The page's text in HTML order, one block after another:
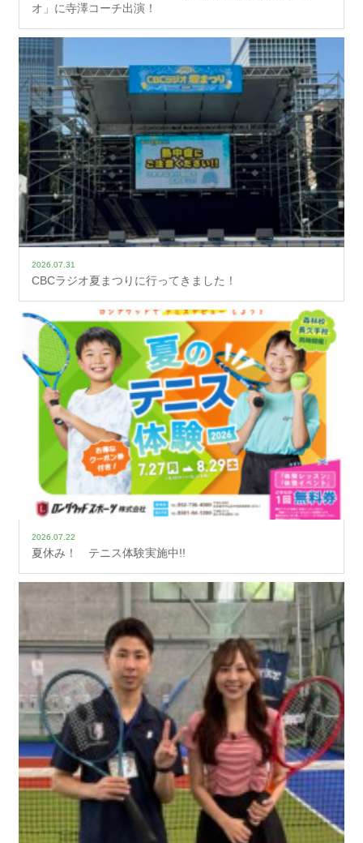
オ」に寺澤コーチ出演！
2026.07.31
CBCラジオ夏まつりに行ってきました！
2026.07.22
夏休み！ テニス体験実施中!!